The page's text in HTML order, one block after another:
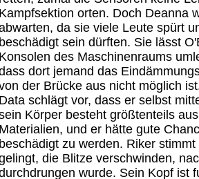
Kampfsektion orten. Doch Deanna
da sie viele Leute spürt
beschädigt sein dürften. Sie lässt
Konsolen des Maschinenraums
dort jemand das
der Brücke aus nicht möglich
Data schlägt vor, dass er selbst
Körper besteht größtenteils
Materialien, und er hätte gute
beschädigt zu werden. Riker
die Blitze verschwinden,
wurde. Sein Kopf ist